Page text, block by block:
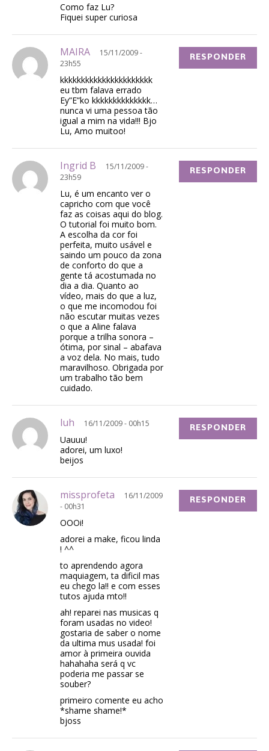
Como faz Lu?
Fiquei super curiosa
MAIRA
15/11/2009 -
23h55
kkkkkkkkkkkkkkkkkkkkkk
eu tbm falava errado
Ey”E”ko kkkkkkkkkkkkkk…
nunca vi uma pessoa tão
igual a mim na vida!!! Bjo
Lu, Amo muitoo!
RESPONDER
Ingrid B
15/11/2009 -
23h59
Lu, é um encanto ver o
capricho com que você
faz as coisas aqui do blog.
O tutorial foi muito bom.
A escolha da cor foi
perfeita, muito usável e
saindo um pouco da zona
de conforto do que a
gente tá acostumada no
dia a dia. Quanto ao
vídeo, mais do que a luz,
o que me incomodou foi
não escutar muitas vezes
o que a Aline falava
porque a trilha sonora –
ótima, por sinal – abafava
a voz dela. No mais, tudo
maravilhoso. Obrigada por
um trabalho tão bem
cuidado.
RESPONDER
luh 16/11/2009 - 00h15
Uauuu!
adorei, um luxo!
beijos
RESPONDER
missprofeta
16/11/2009
- 00h31
OOOi!
adorei a make, ficou linda
! ^^
to aprendendo agora
maquiagem, ta dificil mas
eu chego la!! e com esses
tutos ajuda mto!!
ah! reparei nas musicas q
foram usadas no video!
gostaria de saber o nome
da ultima mus usada! foi
amor à primeira ouvida
hahahaha será q vc
poderia me passar se
souber?
primeiro comente eu acho
*shame shame!*
bjoss
RESPONDER